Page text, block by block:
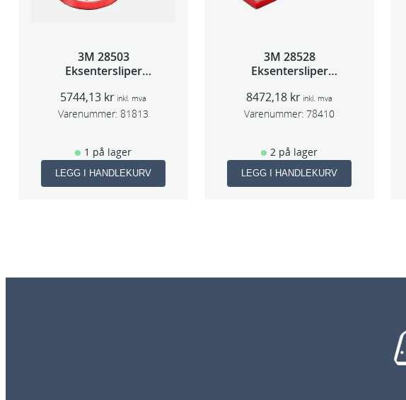
3M 28503
Eksentersliper
slag 75mm
5744,13 kr inkl. mva
Varenummer: 81813
1 på lager
LEGG I HANDLEKURV
3M 28528
Eksentersliper
slag 70×198
8472,18 kr inkl. mva
Varenummer: 78410
2 på lager
LEGG I HANDLEKURV